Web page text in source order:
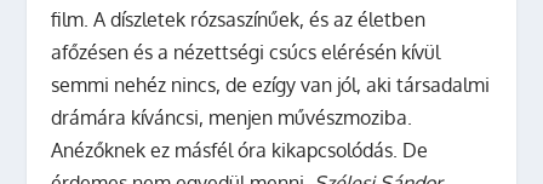
film. A díszletek rózsaszínűek, és az életben
afőzésen és a nézettségi csúcs elérésén kívül
semmi nehéz nincs, de ezígy van jól, aki társadalmi
drámára kíváncsi, menjen művészmoziba.
Anézőknek ez másfél óra kikapcsolódás. De